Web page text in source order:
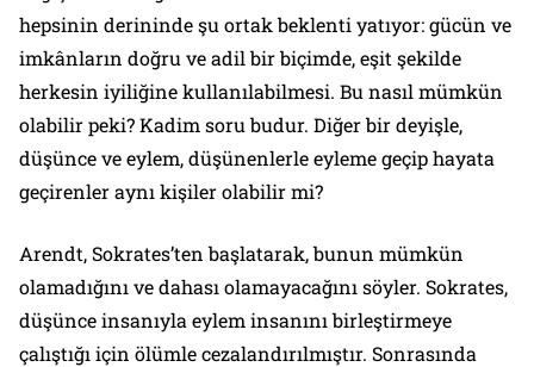
hepsinin derininde şu ortak beklenti yatıyor: gücün ve
imkânların doğru ve adil bir biçimde, eşit şekilde
herkesin iyiliğine kullanılabilmesi. Bu nasıl mümkün
olabilir peki? Kadim soru budur. Diğer bir deyişle,
düşünce ve eylem, düşünenlerle eyleme geçip hayata
geçirenler aynı kişiler olabilir mi?
Arendt, Sokrates’ten başlatarak, bunun mümkün
olamadığını ve dahası olamayacağını söyler. Sokrates,
düşünce insanıyla eylem insanını birleştirmeye
çalıştığı için ölümle cezalandırılmıştır. Sonrasında